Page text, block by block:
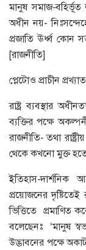
মানুষ সমাজ-
অধীন নয়-
প্রজাতি ঊর্ধ্ব কোন
[রাজনীতি]
প্লেটোও প্রাচীন
রাষ্ট্র ব্যবস্থার
ব্যক্তির পক্ষে
রাজনীতি- তথা
থেকে কখনো মুক্ত হতে
ইতিহাস-দার্শনিক
প্রয়োজনের দৃষ্টিতেই
ভিত্তিতে প্রমাণিত
বলেছেনঃ ‌‌‌‘মানুষ
উদ্ভাবনের পক্ষে